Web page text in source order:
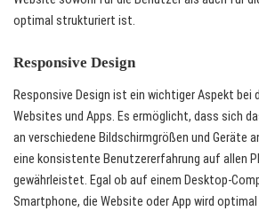
optimal strukturiert ist.
Responsive Design
Responsive Design ist ein wichtiger Aspekt bei
Websites und Apps. Es ermöglicht, dass sich
an verschiedene Bildschirmgrößen und Geräte
eine konsistente Benutzererfahrung auf allen
gewährleistet. Egal ob auf einem Desktop-
Smartphone, die Website oder App wird